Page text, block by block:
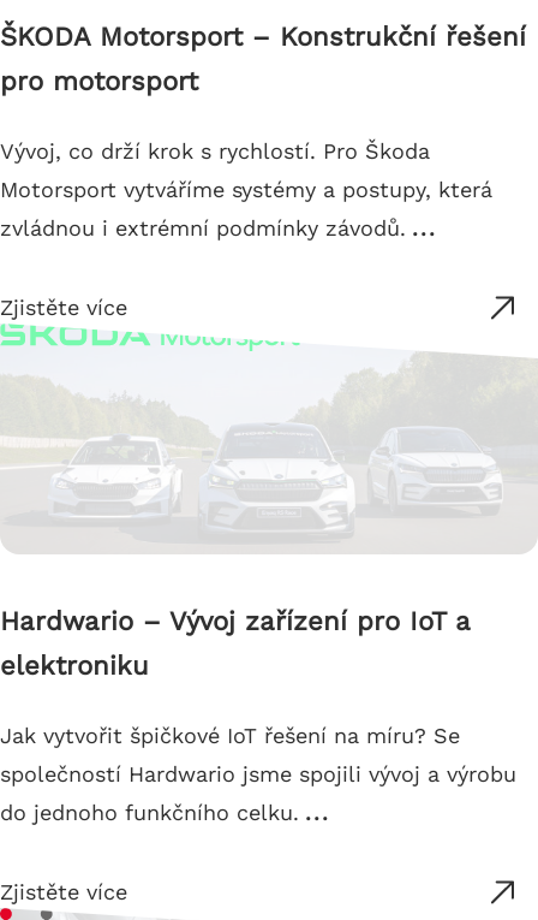
ŠKODA Motorsport – Konstrukční řešení
pro motorsport
Vývoj, co drží krok s rychlostí. Pro Škoda
Motorsport vytváříme systémy a postupy, která
zvládnou i extrémní podmínky závodů. ...
Zjistěte více
Hardwario – Vývoj zařízení pro IoT a
elektroniku
Jak vytvořit špičkové IoT řešení na míru? Se
společností Hardwario jsme spojili vývoj a výrobu
do jednoho funkčního celku. ...
Zjistěte více